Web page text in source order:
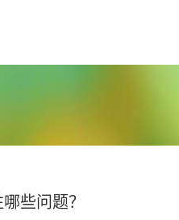
些问题？